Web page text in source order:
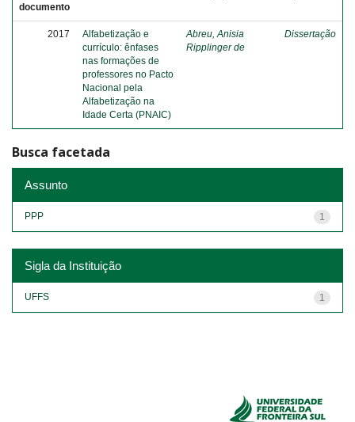
documento
2017
Alfabetização e
currículo: ênfases
nas formações de
professores no Pacto
Nacional pela
Alfabetização na
Idade Certa (PNAIC)
Abreu, Anisia
Ripplinger de
Dissertação
Busca facetada
Assunto
1
PPP
Sigla da Instituição
1
UFFS